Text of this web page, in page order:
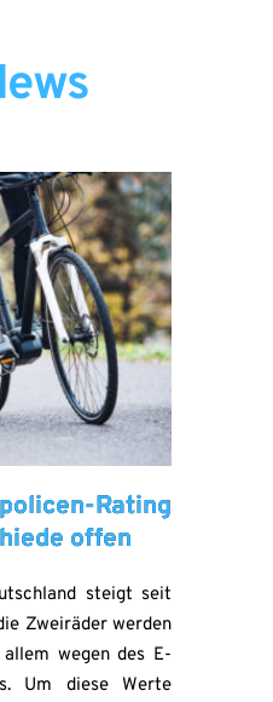
Rating
offen
steigt seit
Zweiräder werden
wegen des E-
Um diese Werte